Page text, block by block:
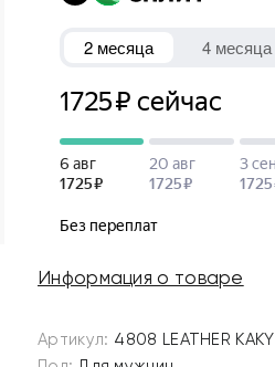
Информация о товаре
Артикул: 4808 LEATHER KAKY